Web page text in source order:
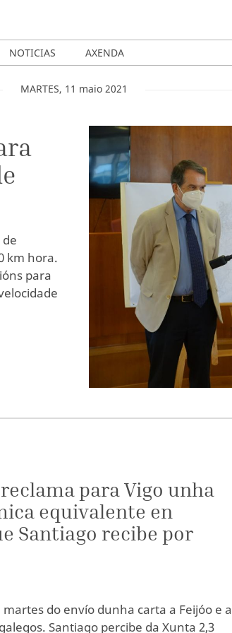
NOTICIAS AXENDA
MARTES, 11 maio 2021
km hora.
para
para Vigo unha
equivalente en
Santiago recibe por
do envío dunha carta a Feijóo e
Santiago percibe da Xunta 2,3